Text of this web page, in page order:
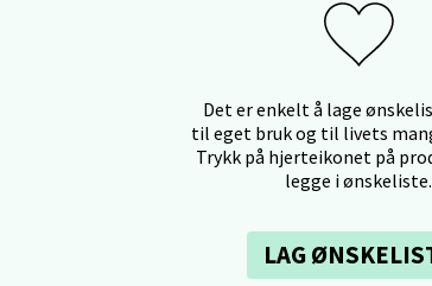
Det er enkelt å lage
til eget bruk og til livets
Trykk på hjerteikonet på
legge i ønskeliste.
LAG